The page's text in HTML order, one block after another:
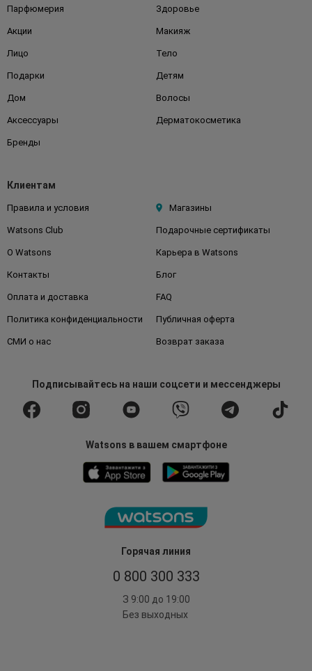
Горячая линия
0 800 300 333
З 9:00 до 19:00
Без выходных
Парфюмерия Здоровье
Акции Макияж
Лицо Тело
Подарки Детям
Дом Волосы
Аксессуары Дерматокосметика
Бренды
Клиентам
Правила и условия Магазины
Watsons Club Подарочные сертификаты
О Watsons Карьера в Watsons
Контакты Блог
Оплата и доставка FAQ
Политика конфиденциальности Публичная оферта
СМИ о нас Возврат заказа
Подписывайтесьна наши соцсети и мессенджеры
Watsons в вашем смартфоне